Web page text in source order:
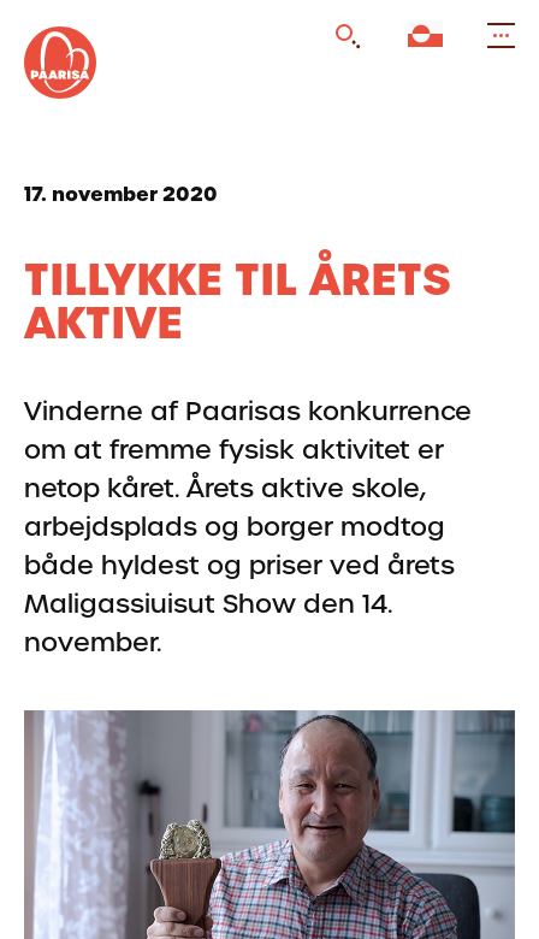
forsiden
17. november 2020
TILLYKKE TIL ÅRETS
AKTIVE
Vinderne af Paarisas konkurrence
om at fremme fysisk aktivitet er
netop kåret. Årets aktive skole,
arbejdsplads og borger modtog
både hyldest og priser ved årets
Maligassiuisut Show den 14.
november.